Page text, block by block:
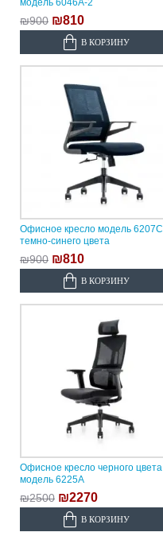
модель 6046A-2
₪900 ₪810
В КОРЗИНУ
Офисное кресло модель 6207C
темно-синего цвета
₪900 ₪810
В КОРЗИНУ
Офисное кресло черного цвета
модель 6225A
₪2500 ₪2270
В КОРЗИНУ